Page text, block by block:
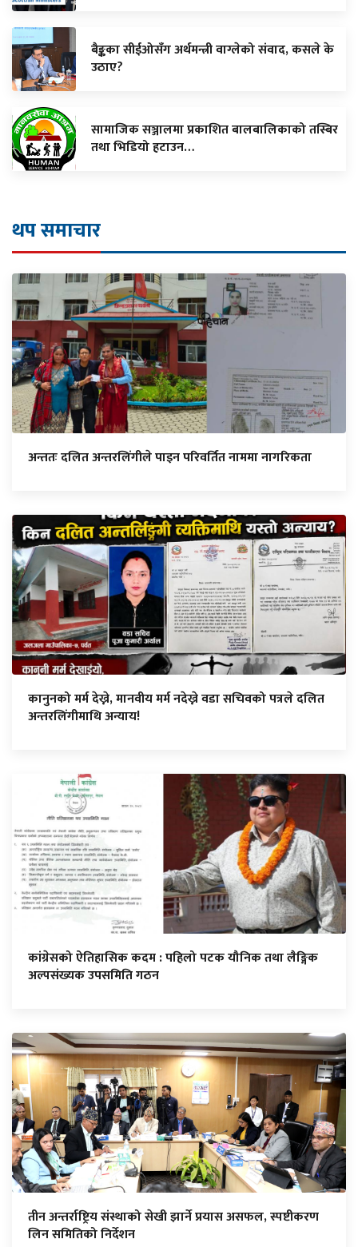
बैङ्कका सीईओसँग अर्थमन्त्री वाग्लेको संवाद, कसले के
उठाए?
सामाजिक सञ्जालमा प्रकाशित बालबालिकाको तस्बिर
तथा भिडियो हटाउन…
थप समाचार
अन्ततः दलित अन्तरलिंगीले पाइन परिवर्तित नाममा नागरिकता
कानुनको मर्म देख्ने, मानवीय मर्म नदेख्ने वडा सचिवको पत्रले दलित
अन्तरलिंगीमाथि अन्याय!
कांग्रेसको ऐतिहासिक कदम : पहिलो पटक यौनिक तथा लैङ्गिक
अल्पसंख्यक उपसमिति गठन
तीन अन्तर्राष्ट्रिय संस्थाको सेखी झार्ने प्रयास असफल, स्पष्टीकरण
लिन समितिको निर्देशन